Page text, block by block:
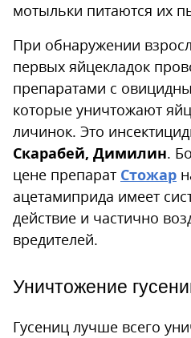
мотыльки питаются их
При обнаружении
первых яйцекладок
препаратами с
которые уничтожают
личинок. Это
Скарабей, Димилин.
цене препарат Стожар
ацетамиприда имеет
действие и частично
вредителей.
Уничтожение
Гусениц лучше всего